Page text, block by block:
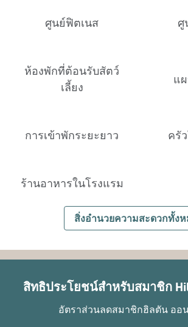
ศูนย์ฟิตเนส ศู
ห้องพักที่ต้อนรับสัตว์
เลี้ยง
แ
การเข้าพักระยะยาว ครั
ร้านอาหารในโรงแรม
สิ่งอํานวยความสะดวกทั้ง
สิทธิประโยชน์สำหรับสมาชิก
อัตราส่วนลดสมาชิกฮิลตัน ออ